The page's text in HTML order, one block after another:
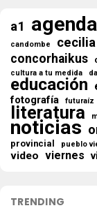
a1 agenda
candombe
concorhaikus
cultura a tu medida
educación
fotografía futuraíz
literatura
noticias
provincial pueblo
video viernes
TRENDING